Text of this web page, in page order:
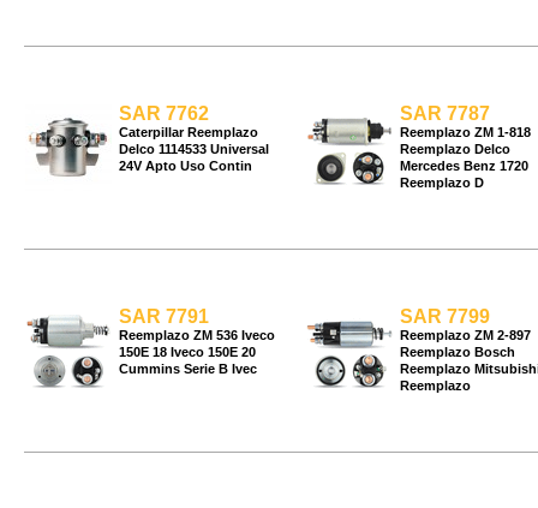
SAR 7762
Caterpillar Reemplazo
Delco 1114533 Universal
24V Apto Uso Contin
SAR 7787
Reemplazo ZM 1-818
Reemplazo Delco
Mercedes Benz 1720
Reemplazo D
SAR 7791
Reemplazo ZM 536 Iveco
150E 18 Iveco 150E 20
Cummins Serie B Ivec
SAR 7799
Reemplazo ZM 2-897
Reemplazo Bosch
Reemplazo
Reemplazo